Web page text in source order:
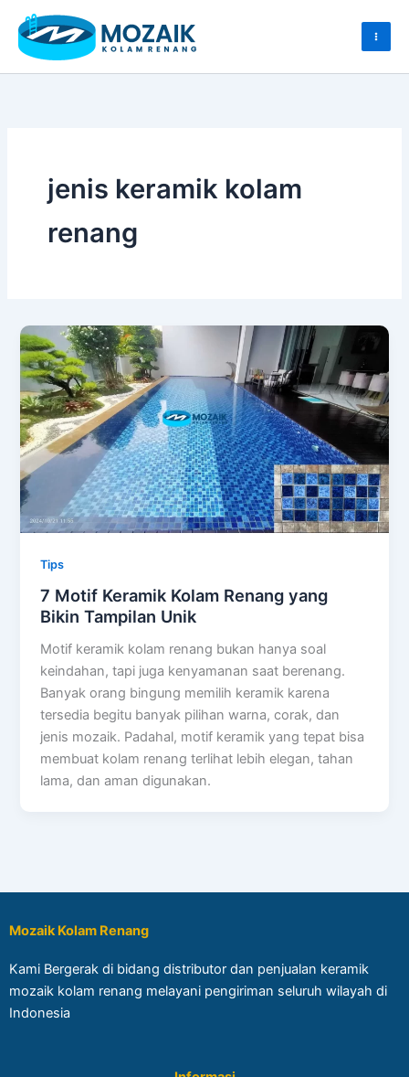
content
jenis keramik kolam
renang
Tips
7 Motif Keramik Kolam Renang yang
Bikin Tampilan Unik
Motif keramik kolam renang bukan hanya soal
keindahan, tapi juga kenyamanan saat berenang.
Banyak orang bingung memilih keramik karena
tersedia begitu banyak pilihan warna, corak, dan
jenis mozaik. Padahal, motif keramik yang tepat bisa
membuat kolam renang terlihat lebih elegan, tahan
lama, dan aman digunakan.
Mozaik Kolam Renang
Kami Bergerak di bidang distributor dan penjualan keramik
mozaik kolam renang melayani pengiriman seluruh wilayah di
Indonesia